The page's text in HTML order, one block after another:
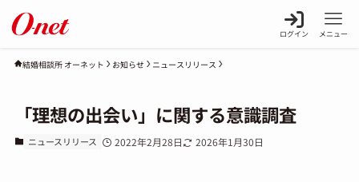
ログイン メニュー
結婚相談所 オーネット お知らせ ニュースリリース
「理想の出会い」に関する意識調査
ニュースリリース 2022年2月28日 2026年1月30日